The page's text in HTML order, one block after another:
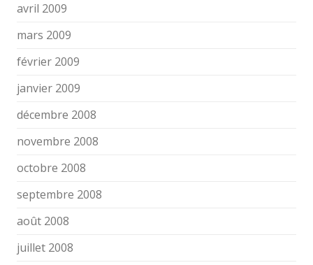
avril 2009
mars 2009
février 2009
janvier 2009
décembre 2008
novembre 2008
octobre 2008
septembre 2008
août 2008
juillet 2008